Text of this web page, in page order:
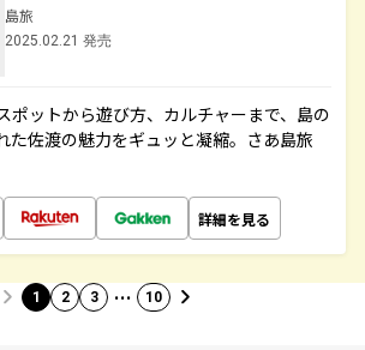
島旅
2025.02.21 発売
ットから遊び方、カルチャーまで、島の
た佐渡の魅力をギュッと凝縮。さあ島旅
詳細を見る
1 2 3 … 10